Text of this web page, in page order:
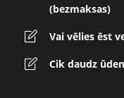
(bezmaksas)
Vai vēlies ēst
Cik daudz